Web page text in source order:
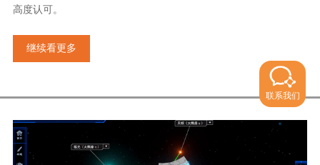
高度认可。
继续看更多
联系我们